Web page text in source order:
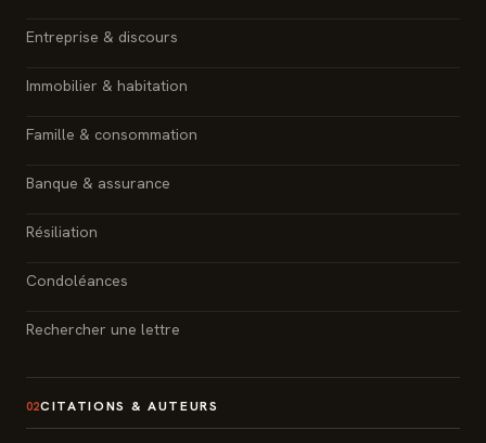
Entreprise & discours
Immobilier & habitation
Famille & consommation
Banque & assurance
Résiliation
Condoléances
Rechercher une lettre
02CITATIONS & AUTEURS